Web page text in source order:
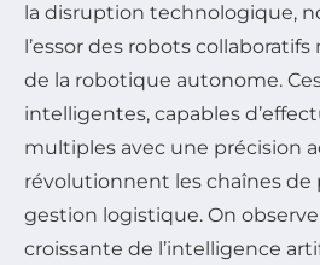
la disruption technologique,
l’essor des robots
de la robotique autonome.
intelligentes, capables
multiples avec une précision
révolutionnent les chaînes de
gestion logistique. On
croissante de l’intelligence